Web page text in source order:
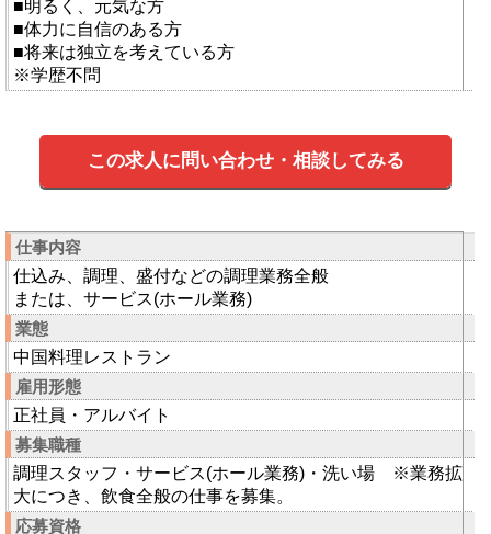
■明るく、元気な方
■体力に自信のある方
■将来は独立を考えている方
※学歴不問
この求人に問い合わせ・相談してみる
仕事内容
仕込み、調理、盛付などの調理業務全般
または、サービス(ホール業務)
業態
中国料理レストラン
雇用形態
正社員・アルバイト
募集職種
調理スタッフ・サービス(ホール業務)・洗い場 ※業務拡
大につき、飲食全般の仕事を募集。
応募資格